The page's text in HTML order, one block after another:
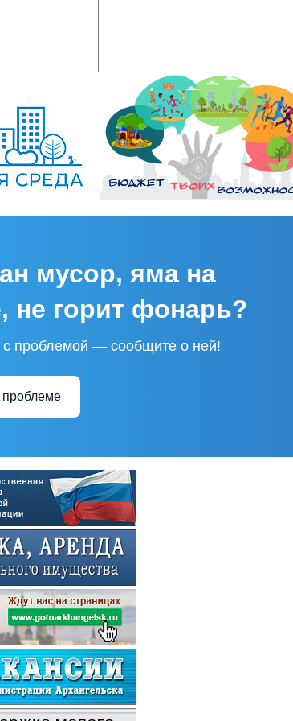
мусор, яма на
не горит фонарь?
с проблемой — сообщите о ней!
проблеме